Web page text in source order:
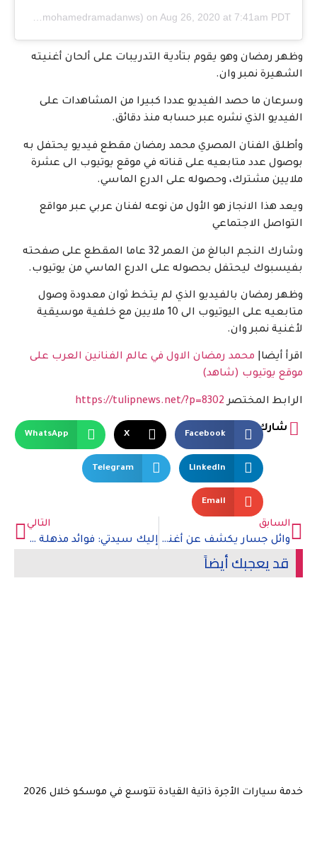
(@mohamedramadanws) on Aug 26, 2020 at 7:41am PDT
وظهر رمضان وهو يقوم بتأدية التدريبات على ألحان أغنيته
الشهيرة نمبر وان.
وسرعان ما حصد الفيديو عددا كبيرا من المشاهدات على
الفيديو الذي نشره عبر حسابه منذ دقائق.
وأطلق الفنان المصري محمد رمضان مقطع فيديو يحتفل به
بوصول عدد متابعيه على قناته في موقع يوتيوب الى عشرة
ملايين مشترك، وحصوله على الدرع الماسي.
ويعد هذا الانجاز هو الأول من نوعه لفنان عربي عبر مواقع
التواصل الاجتماعي
وشارك النجم البالغ من العمر 32 عاما المقطع على صفحته
بفيسبوك ليحتفل بحصوله على الدرع الماسي من يوتيوب.
وظهر رمضان بالفيديو الذي لم يتخط ثوان معدودة وصول
متابعيه على اليوتيوب الى 10 ملايين مع خلفية موسيقية
لأغنية نمبر وان.
اقرأ أيضا|
محمد رمضان الاول في عالم الفنانين العرب على
موقع يوتيوب (شاهد)
الرابط المختصرhttps://tulipnews.net/?p=8302
شارك
Facebook
X
WhatsApp
LinkedIn
Telegram
Email
السابق
وائل جسار يكشف عن أغنيته القادمة
التالي
إليك سيدتي: فوائد مذهلة لتناول التين الطازج
قد يعجبك أيضاً
خدمة سيارات الأجرة ذاتية القيادة تتوسع في موسكو خلال 2026